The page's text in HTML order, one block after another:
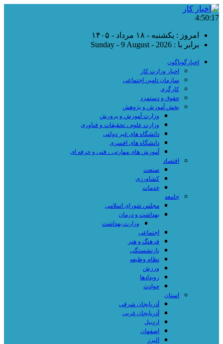
4:50:17
امروز : یکشنبه - ۱۸ مرداد - ۱۴۰۵
برابر با : Sunday - 9 August - 2026
اخبارگوناگون
اخبار وزارت کار
سازمان تامین اجتماعی
کارگری
حقوق و دستمزد
بخش آموزش و پژوهش
وزارت آموزش و پرورش
وزارت علوم ، تحقیقات و فناوری
دانشگاه های غیر دولتی
دانشگاه های افسری
آموزش های مهارتی ، فنی و حرفه ای
اقتصاد
صنعت
کشاورزی
خدمات
جامعه
مجلس شورای اسلامی
بهداشت و درمان
وزارت بهداشت
اجتماعی
فرهنگ و هنر
بازنشستگی
نظام وظیفه
ورزش
رویدادها
حوادث
استان
آذربایجان شرقی
آذربایجان غربی
اردبیل
اصفهان
البرز